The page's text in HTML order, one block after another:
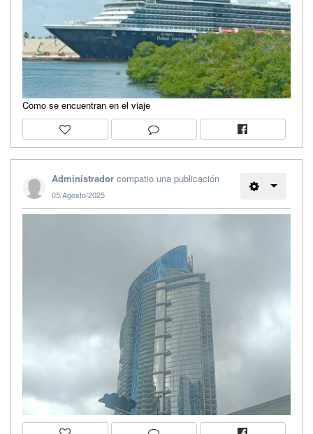
Como se encuentran en el viaje
Administrador compatio una publicación
05/Agosto/2025